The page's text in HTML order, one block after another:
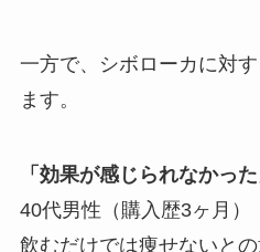
一方で、シボローカに対
ます。
「効果が感じられなかった
40代男性（購入歴3ヶ月）
飲むだけでは痩せないと